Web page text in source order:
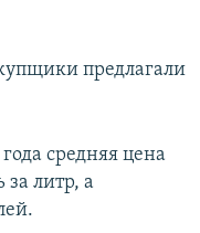
предлагали
средняя цена
литр, а